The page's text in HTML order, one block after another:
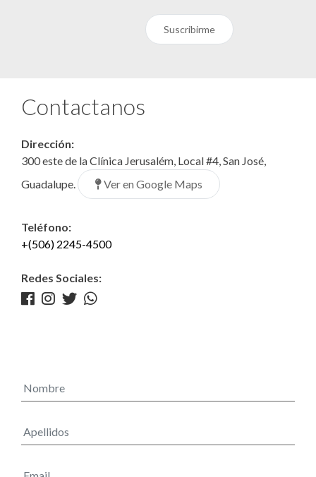
Suscribirme
Contactanos
Dirección:
300 este de la Clínica Jerusalém, Local #4, San José,
Guadalupe.
Ver en Google Maps
Teléfono:
+(506) 2245-4500
Redes Sociales: